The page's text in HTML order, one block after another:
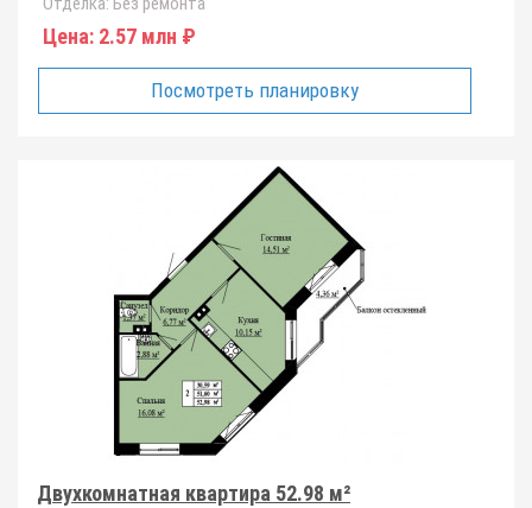
Цена: 2.57 млн ₽
Посмотреть планировку
Двухкомнатная квартира 52.98 м²